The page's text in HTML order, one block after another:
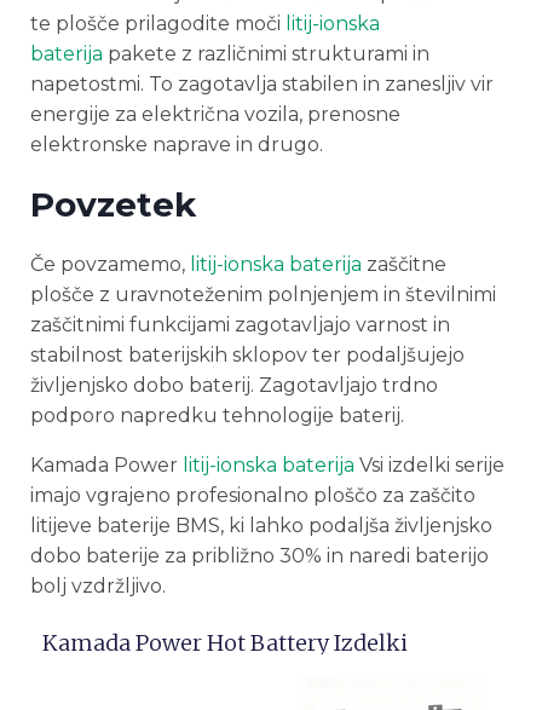
te plošče prilagodite moči litij-ionska
baterija pakete z različnimi strukturami in
napetostmi. To zagotavlja stabilen in zanesljiv vir
energije za električna vozila, prenosne
elektronske naprave in drugo.
Povzetek
Če povzamemo, litij-ionska baterija zaščitne
plošče z uravnoteženim polnjenjem in številnimi
zaščitnimi funkcijami zagotavljajo varnost in
stabilnost baterijskih sklopov ter podaljšujejo
življenjsko dobo baterij. Zagotavljajo trdno
podporo napredku tehnologije baterij.
Kamada Power litij-ionska baterija Vsi izdelki serije
imajo vgrajeno profesionalno ploščo za zaščito
litijeve baterije BMS, ki lahko podaljša življenjsko
dobo baterije za približno 30% in naredi baterijo
bolj vzdržljivo.
Kamada Power Hot Battery Izdelki